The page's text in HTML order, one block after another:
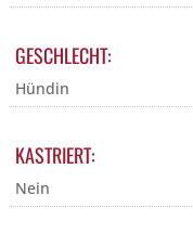
GESCHLECHT:
Hündin
KASTRIERT:
Nein